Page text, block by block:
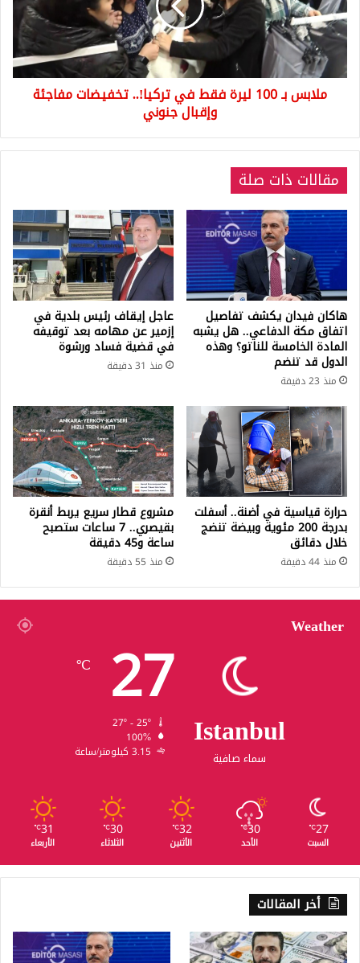
فقط
في
تركيا!..
تخفيضات
مفاجئة
وإقبال
ملابس بـ 100 ليرة فقط في تركيا!.. تخفيضات مفاجئة
وإقبال جنوني
مقالات ذات صلة
هاكان فيدان يكشف تفاصيل
اتفاق مكة الدفاعي.. هل يشبه
المادة الخامسة للناتو؟ وهذه
الدول قد تنضم
منذ 23 دقيقة
عاجل إيقاف رئيس بلدية في
إزمير عن مهامه بعد توقيفه
في قضية فساد ورشوة
منذ 31 دقيقة
حرارة قياسية في أضنة.. أسفلت
بدرجة 200 مئوية وبيضة تنضج
خلال دقائق
منذ 44 دقيقة
مشروع قطار سريع يربط أنقرة
بقيصري.. 7 ساعات ستصبح
ساعة و45 دقيقة
منذ 55 دقيقة
Weather
Istanbul
سماء صافية
27
℃
100%
3.15 كيلومتر/ساعة
27
℃
السبت
30
℃
الأحد
32
℃
الأثنين
30
℃
الثلاثاء
31
℃
الأربعاء
أخر المقالات